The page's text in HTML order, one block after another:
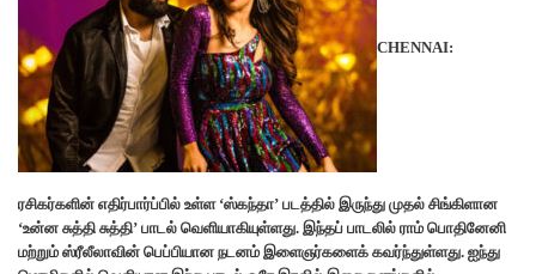
CHENNAI:
ரசிகர்களின் எதிர்பார்ப்பில் உள்ள ‘ஸ்கந்தா’ படத்தில் இருந்து முதல் சிங்கிளான
‘உன்ன சுத்தி சுத்தி’ பாடல் வெளியாகியுள்ளது. இந்தப் பாடலில் ராம் பொதினேனி
மற்றும் ஸ்ரீலீலாவின் பெப்பியான நடனம் இளைஞர்களைக் கவர்ந்துள்ளது. ஐந்து